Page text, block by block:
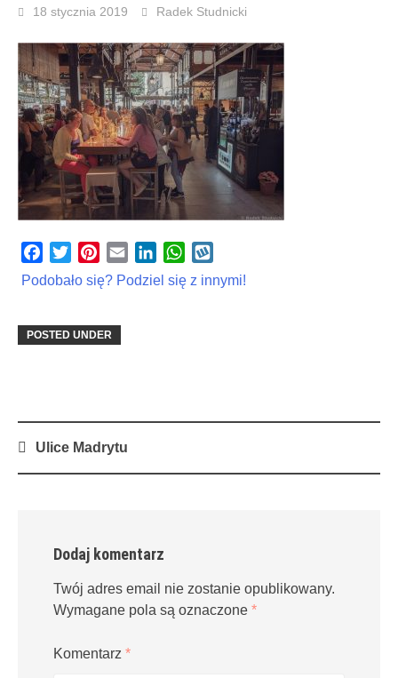
18 stycznia 2019 Radek Studnicki
Facebook
TwitterPinterest
Email LinkedInWhatsApp
Podobało się? Podziel się z innymi!
POSTED UNDER
PostUlice Madrytu
Dodaj komentarz
Twój adres email nie zostanie opublikowany.
Wymagane pola są oznaczone *
Komentarz *